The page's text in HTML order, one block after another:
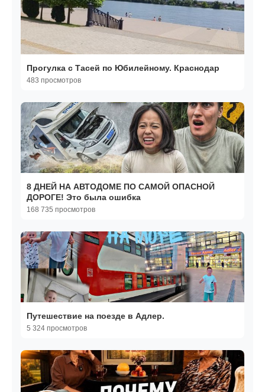
Прогулка с Тасей по Юбилейному. Краснодар
483 просмотров
8 ДНЕЙ НА АВТОДОМЕ ПО САМОЙ ОПАСНОЙ
ДОРОГЕ! Это была ошибка
168 735 просмотров
Путешествие на поезде в Адлер.
5 324 просмотров